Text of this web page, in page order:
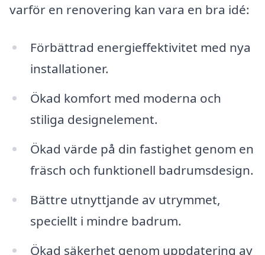
varför en renovering kan vara en bra idé:
Förbättrad energieffektivitet med nya
installationer.
Ökad komfort med moderna och
stiliga designelement.
Ökad värde på din fastighet genom en
fräsch och funktionell badrumsdesign.
Bättre utnyttjande av utrymmet,
speciellt i mindre badrum.
Ökad säkerhet genom uppdatering av